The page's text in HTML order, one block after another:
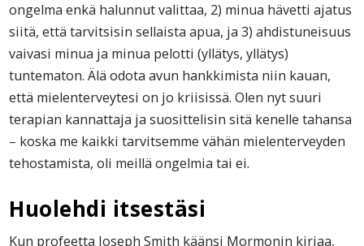
ongelma enkä halunnut valittaa, 2) minua hävetti ajatus
siitä, että tarvitsisin sellaista apua, ja 3) ahdistuneisuus
vaivasi minua ja minua pelotti (yllätys, yllätys)
tuntematon. Älä odota avun hankkimista niin kauan,
että mielenterveytesi on jo kriisissä. Olen nyt suuri
terapian kannattaja ja suosittelisin sitä kenelle tahansa
– koska me kaikki tarvitsemme vähän mielenterveyden
tehostamista, oli meillä ongelmia tai ei.
Huolehdi itsestäsi
Kun profeetta Joseph Smith käänsi Mormonin kirjaa,